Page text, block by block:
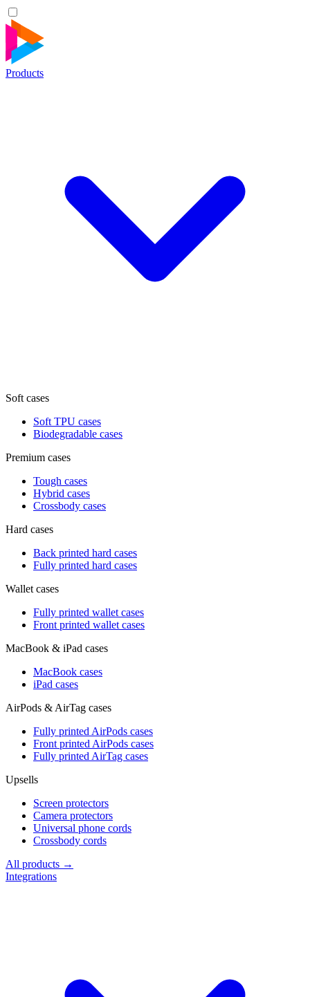
Products
Soft cases
Soft TPU cases
Biodegradable cases
Premium cases
Tough cases
Hybrid cases
Crossbody cases
Hard cases
Back printed hard cases
Fully printed hard cases
Wallet cases
Fully printed wallet cases
Front printed wallet cases
MacBook & iPad cases
MacBook cases
iPad cases
AirPods & AirTag cases
Fully printed AirPods cases
Front printed AirPods cases
Fully printed AirTag cases
Upsells
Screen protectors
Camera protectors
Universal phone cords
Crossbody cords
All products →
Integrations